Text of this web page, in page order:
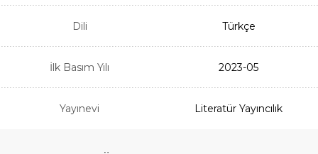
Dili Türkçe
İlk Basım Yılı 2023-05
Yayınevi Literatür Yayıncılık